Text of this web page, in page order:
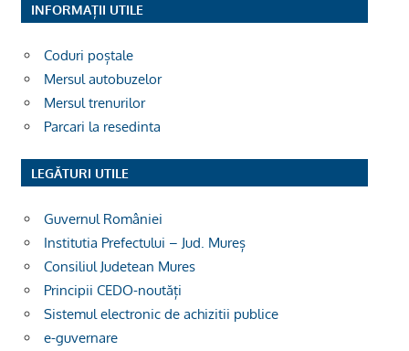
INFORMAȚII UTILE
Coduri poștale
Mersul autobuzelor
Mersul trenurilor
Parcari la resedinta
LEGĂTURI UTILE
Guvernul României
Institutia Prefectului – Jud. Mureș
Consiliul Judetean Mures
Principii CEDO-noutăți
Sistemul electronic de achizitii publice
e-guvernare